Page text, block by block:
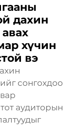
дахин
хүчин
вэ
сонгохдоо
аудиторын